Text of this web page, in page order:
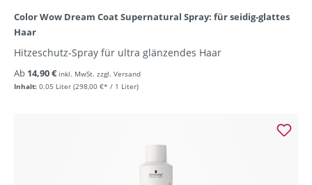
Color Wow Dream Coat Supernatural Spray: für seidig-glattes
Haar
Hitzeschutz-Spray für ultra glänzendes Haar
Inhalt: 0.05 Liter (298,00 €* / 1 Liter)
Ab 14,90 € inkl. MwSt. zzgl. Versand